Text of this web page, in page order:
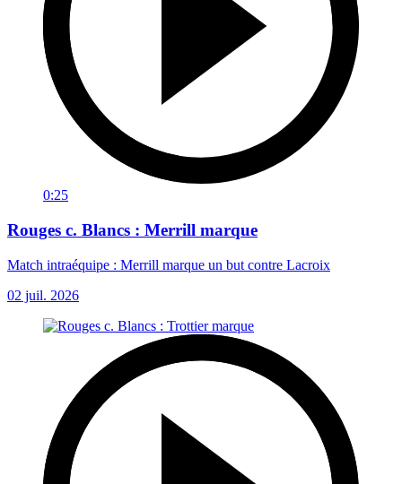
0:25
Rouges c. Blancs : Merrill marque
Match intraéquipe : Merrill marque un but contre Lacroix
02 juil. 2026